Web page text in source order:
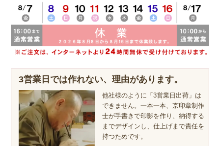
3営業日では作れない、理由があります。
他社様のように「3営業日出荷」は
できません。一本一本、京印章制作
士が手書きで印影を作り、納得する
までデザインし、仕上げまで責任を
持つためです。